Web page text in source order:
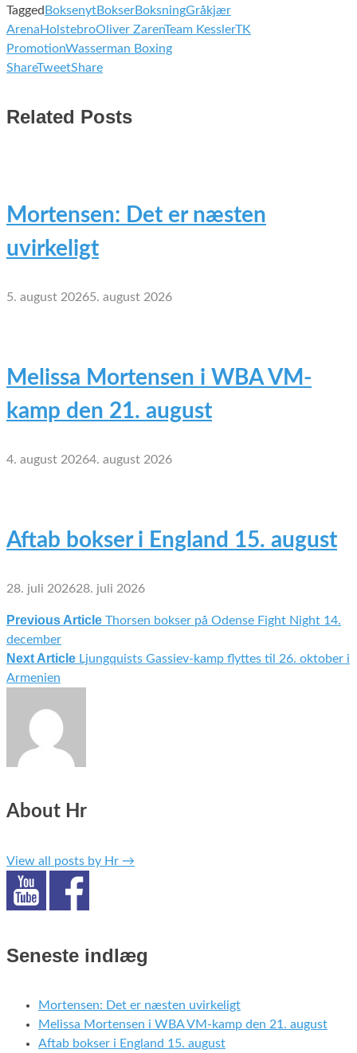
Tagged BoksenytBokserBoksningGråkjær
Arena HolstebroOliver ZarenTeam KesslerTK
PromotionWasserman Boxing
ShareTweetShare
Related Posts
Mortensen: Det er næsten
uvirkeligt
5. august 20265. august 2026
Melissa Mortensen i WBA VM-
kamp den 21. august
4. august 20264. august 2026
Aftab bokser i England 15. august
28. juli 202628. juli 2026
Indlægsnavigation
Previous Article Thorsen bokser på Odense Fight Night 14.
december
Next Article Ljungquists Gassiev-kamp flyttes til 26. oktober i
Armenien
About Hr
View all posts by Hr →
Seneste indlæg
Mortensen: Det er næsten uvirkeligt
Melissa Mortensen i WBA VM-kamp den 21. august
Aftab bokser i England 15. august